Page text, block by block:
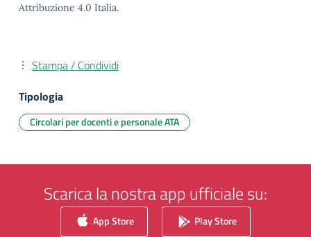
Attribuzione 4.0 Italia.
Stampa / Condividi
Tipologia
Circolari per docenti e personale ATA
Scarica la nostra app ufficiale su:
App Store Play Store